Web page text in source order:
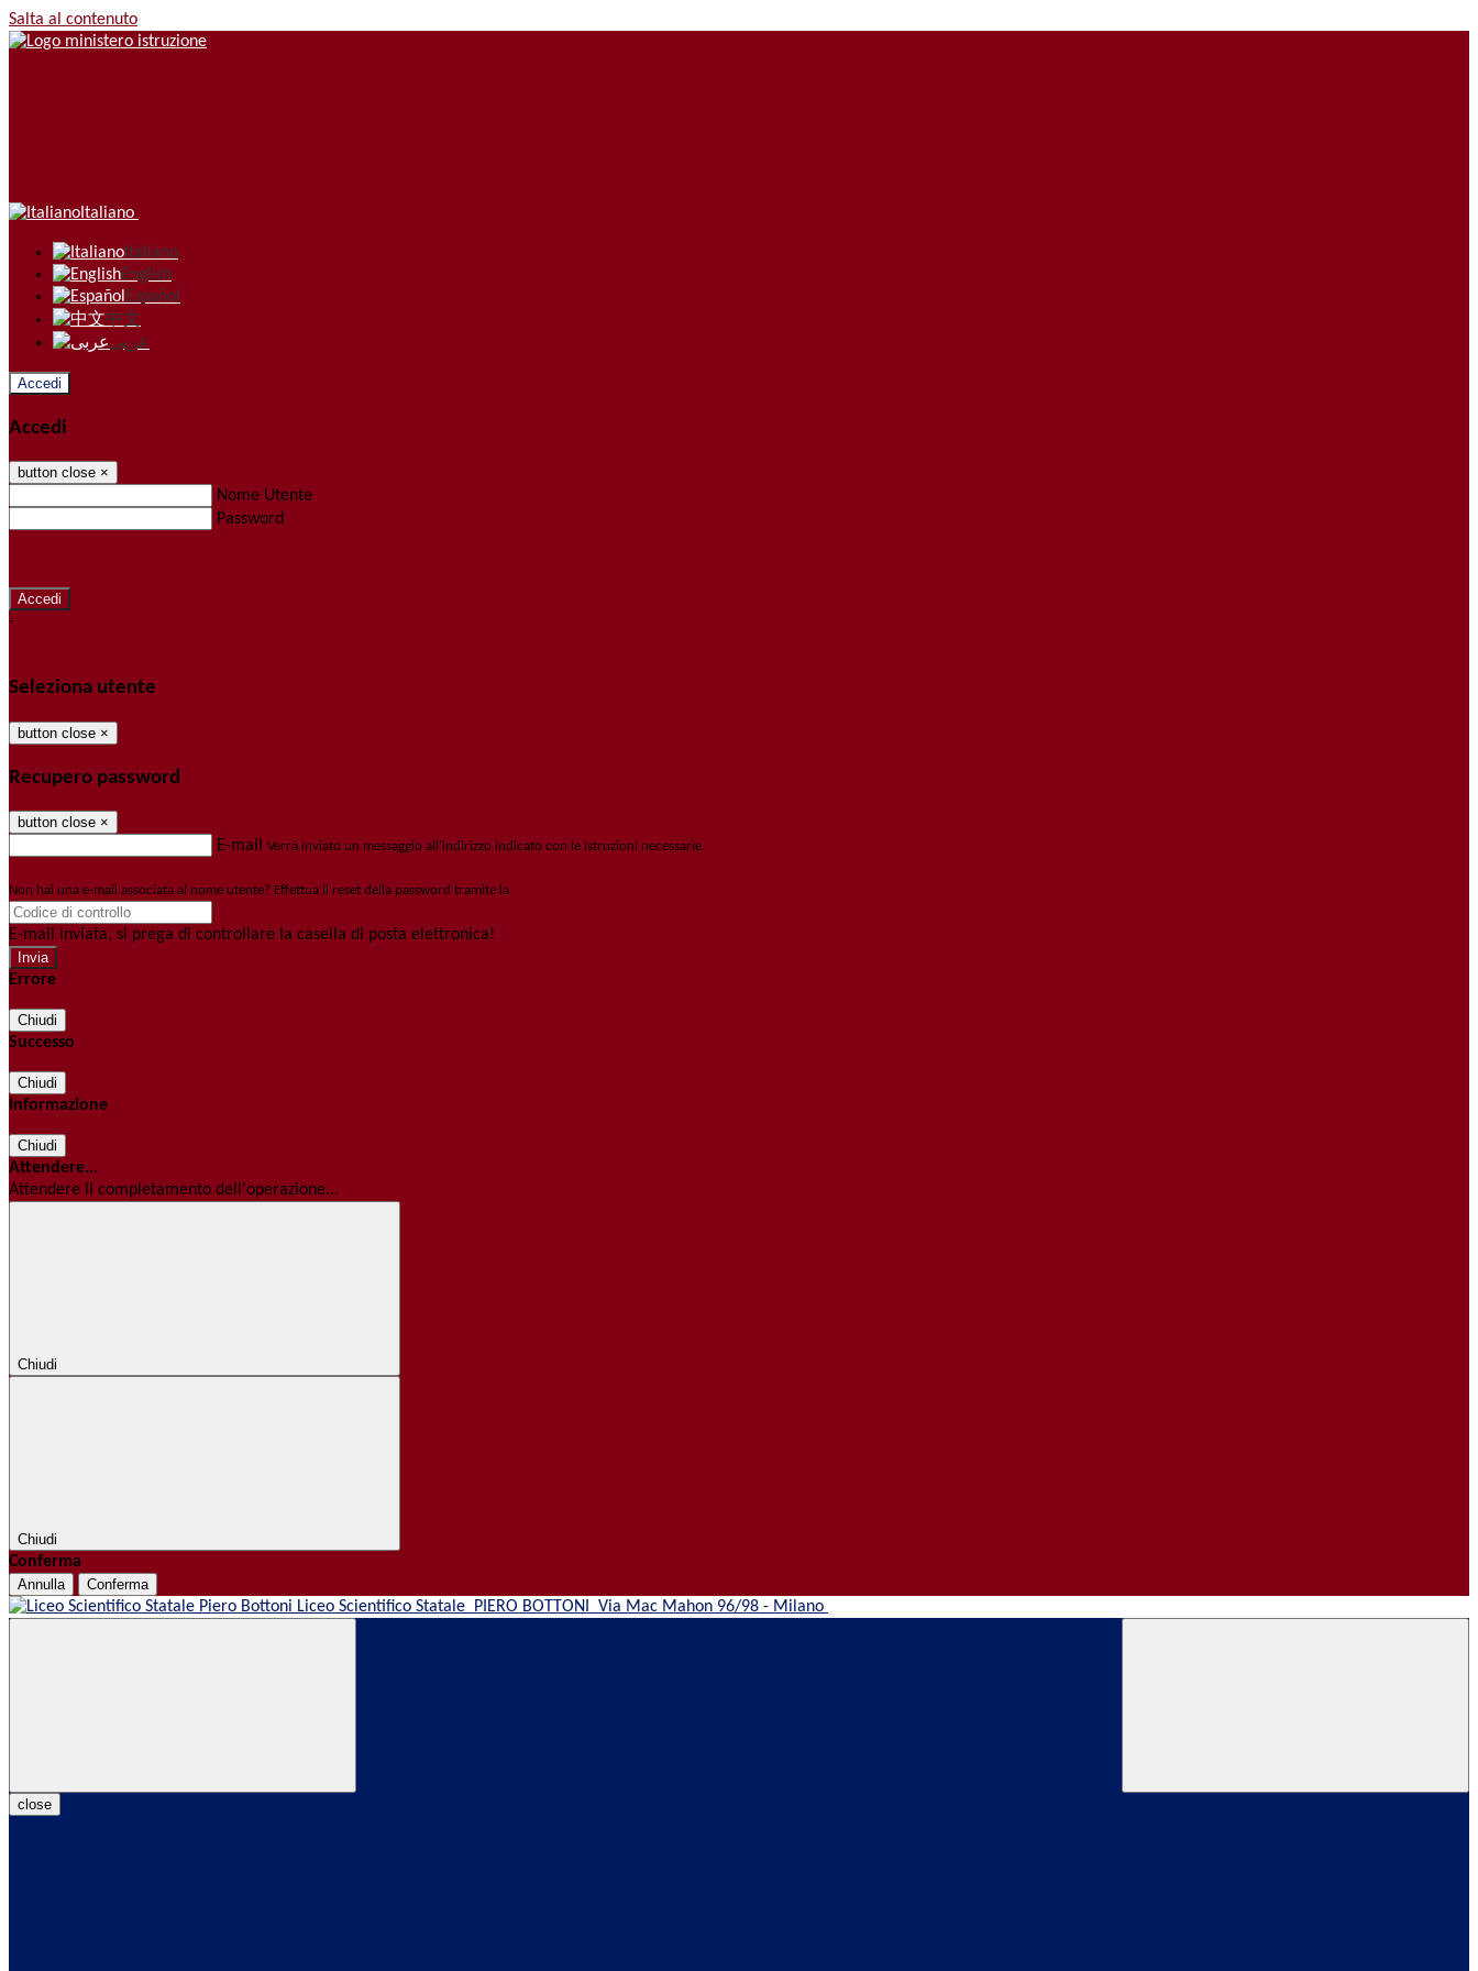
Salta al contenuto
Italiano
Italiano
English
Español
中文
عربى
Accedi
Accedi
button close ×
Nome Utente
Password
-
Seleziona utente
button close ×
Recupero password
button close ×
E-mail Verrà inviato un messaggio all'indirizzo indicato con le istruzioni necessarie.
Non hai una e-mail associata al nome utente? Effettua il reset della password tramite la
E-mail inviata, si prega di controllare la casella di posta elettronica!
Errore
Chiudi
Successo
Chiudi
Informazione
Chiudi
Attendere...
Attendere il completamento dell'operazione...
Chiudi
Chiudi
Conferma
Annulla Conferma
Liceo Scientifico Statale PIERO BOTTONI Via Mac Mahon 96/98 - Milano
close